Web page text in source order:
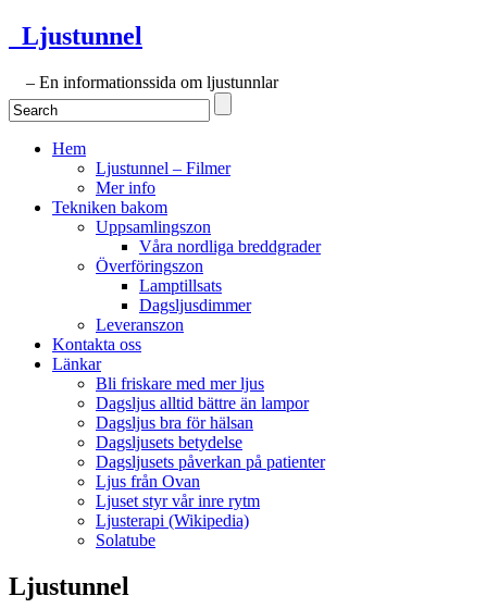
Ljustunnel
– En informationssida om ljustunnlar
Hem
Ljustunnel – Filmer
Mer info
Tekniken bakom
Uppsamlingszon
Våra nordliga breddgrader
Överföringszon
Lamptillsats
Dagsljusdimmer
Leveranszon
Kontakta oss
Länkar
Bli friskare med mer ljus
Dagsljus alltid bättre än lampor
Dagsljus bra för hälsan
Dagsljusets betydelse
Dagsljusets påverkan på patienter
Ljus från Ovan
Ljuset styr vår inre rytm
Ljusterapi (Wikipedia)
Solatube
Ljustunnel